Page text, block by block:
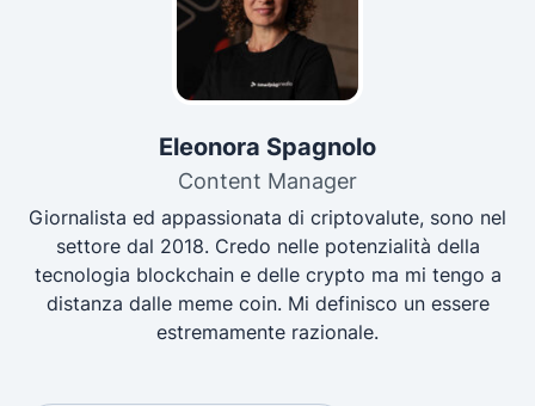
Eleonora Spagnolo
Content Manager
Giornalista ed appassionata di criptovalute, sono nel
settore dal 2018. Credo nelle potenzialità della
tecnologia blockchain e delle crypto ma mi tengo a
distanza dalle meme coin. Mi definisco un essere
estremamente razionale.